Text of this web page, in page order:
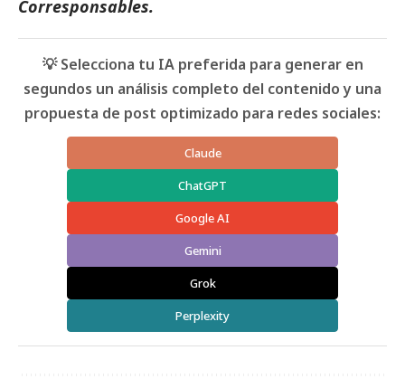
Corresponsables.
💡 Selecciona tu IA preferida para generar en
segundos un análisis completo del contenido y una
propuesta de post optimizado para redes sociales:
Claude
ChatGPT
Google AI
Gemini
Grok
Perplexity